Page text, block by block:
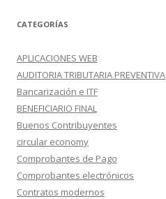
CATEGORÍAS
APLICACIONES WEB
AUDITORIA TRIBUTARIA PREVENTIVA
Bancarización e ITF
BENEFICIARIO FINAL
Buenos Contribuyentes
circular economy
Comprobantes de Pago
Comprobantes electrónicos
Contratos modernos